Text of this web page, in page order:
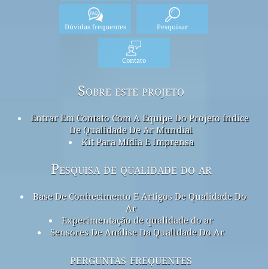
Dúvidas frequentes Pesquisar
Contato
Sobre este projeto
Entrar Em Contato Com A Equipe Do Projeto índice
De Qualidade De Ar Mundial
Kit Para Mídia E Imprensa
Pesquisa de qualidade do ar
Base De Conhecimento E Artigos De Qualidade Do
Ar
Experimentação de qualidade do ar
Sensores De Análise Da Qualidade Do Ar
perguntas frequentes